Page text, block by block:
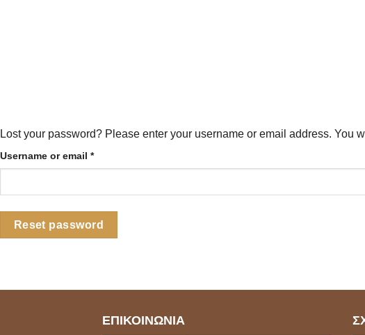
Lost your password? Please enter your username or email address. You
Username or email *Required
Reset password
ΕΠΙΚΟΙΝΩΝΙΑ